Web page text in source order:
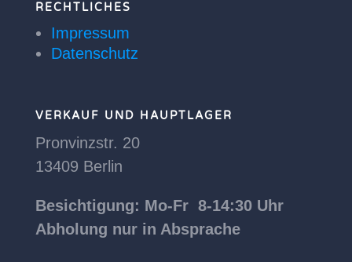
RECHTLICHES
Impressum
Datenschutz
VERKAUF UND HAUPTLAGER
Pronvinzstr. 20
13409 Berlin
Besichtigung: Mo-Fr 8-14:30 Uhr
Abholung nur in Absprache